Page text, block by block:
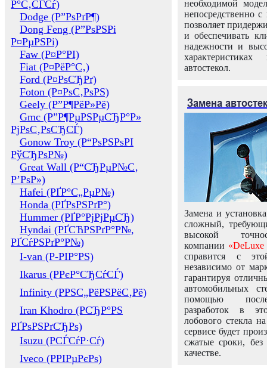
Р°С‚СЃСѓ)
Dodge (Р”РѕРґР¶)
Dong Feng (Р”РѕРЅРі
Р¤РµРЅРі)
Faw (Р¤Р°РІ)
Fiat (Р¤РёР°С‚)
Ford (Р¤РѕСЂРґ)
Foton (Р¤РѕС‚РѕРЅ)
Geely (Р”Р¶РёР»Рё)
Gmc (Р”Р¶РµРЅРµСЂР°Р»
РјРѕС‚РѕСЂСЃ)
Gonow Troy (Р“РѕРЅРѕРІ
РўСЂРѕР№)
Great Wall (Р“СЂРµР№С‚
Р’РѕР»)
Hafei (РҐР°С„РµР№)
Honda (РҐРѕРЅРґР°)
Hummer (РҐР°РјРјРµСЂ)
Hyndai (РҐСЋРЅРґР°Р№,
РҐСѓРЅРґР°Р№)
I-van (Р-РІР°РЅ)
Ikarus (РРєР°СЂСѓСЃ)
Infinity (РРЅС„РёРЅРёС‚Рё)
Iran Khodro (РСЂР°РЅ
РҐРѕРЅРґСЂРѕ)
Isuzu (РСЃСѓР·Сѓ)
Iveco (РРІРµРєРѕ)
необходимой
непосредственно
позволяет
и обеспечивать
надежности и
автостекол.
Замена
Замена и
сложный,
высокой
компании «DeLuxe
справится с
независимо от
гарантируя
автомобильных
помощью
разработок в
лобового стекла
сервисе будет
сжатые сроки,
качестве.